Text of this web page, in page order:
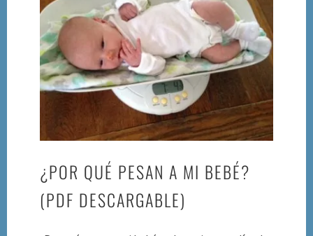
–
Plan
Alimentación
¿POR QUÉ PESAN A MI BEBÉ?
(PDF DESCARGABLE)